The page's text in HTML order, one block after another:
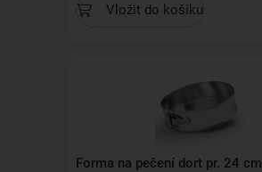
Vložit do košíku
Forma na pečení dort pr. 24 cm